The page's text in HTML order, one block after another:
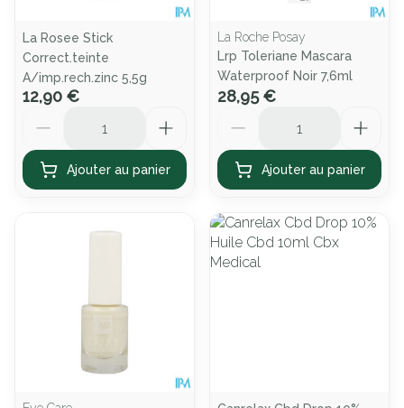
La Rosee Stick
Correct.teinte
A/imp.rech.zinc 5,5g
12,90 €
Ajouter au panier
La Roche Posay
Lrp Toleriane Mascara
Waterproof Noir 7,6ml
28,95 €
Ajouter au panier